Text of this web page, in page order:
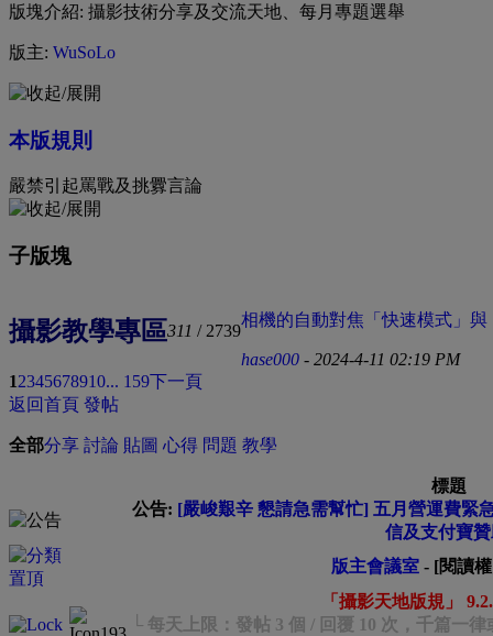
版塊介紹: 攝影技術分享及交流天地、每月專題選舉
版主: WuSoLo
本版規則
嚴禁引起罵戰及挑釁言論
子版塊
攝影教學專區311 / 2739
相機的自動對焦「快速模式」與
hase000 - 2024-4-11 02:19 PM
12345678910... 159下一頁
返回首頁 發帖
全部分享 討論 貼圖 心得 問題 教學
標題
公告: [嚴峻艱辛 懇請急需幫忙] 五月營運費緊
信及支付寶
版主會議室- [閱讀
「攝影天地版規」
└ 每天上限：發帖 3 個 / 回覆 10 次，千篇一